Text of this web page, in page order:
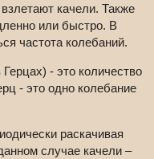
качели. Также
или быстро. В
частота колебаний.
Герцах) - это количество
- это одно колебание
раскачивая
случае качели –